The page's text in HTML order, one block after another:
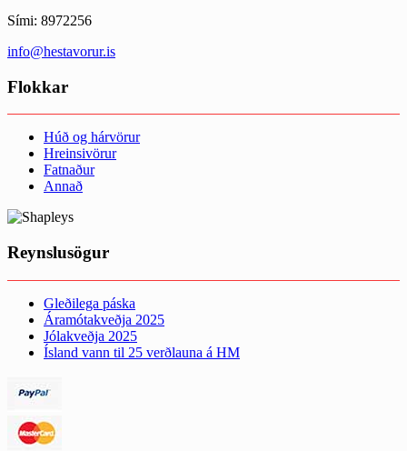
Sími: 8972256
info@hestavorur.is
Flokkar
Húð og hárvörur
Hreinsivörur
Fatnaður
Annað
Reynslusögur
Gleðilega páska
Áramótakveðja 2025
Jólakveðja 2025
Ísland vann til 25 verðlauna á HM